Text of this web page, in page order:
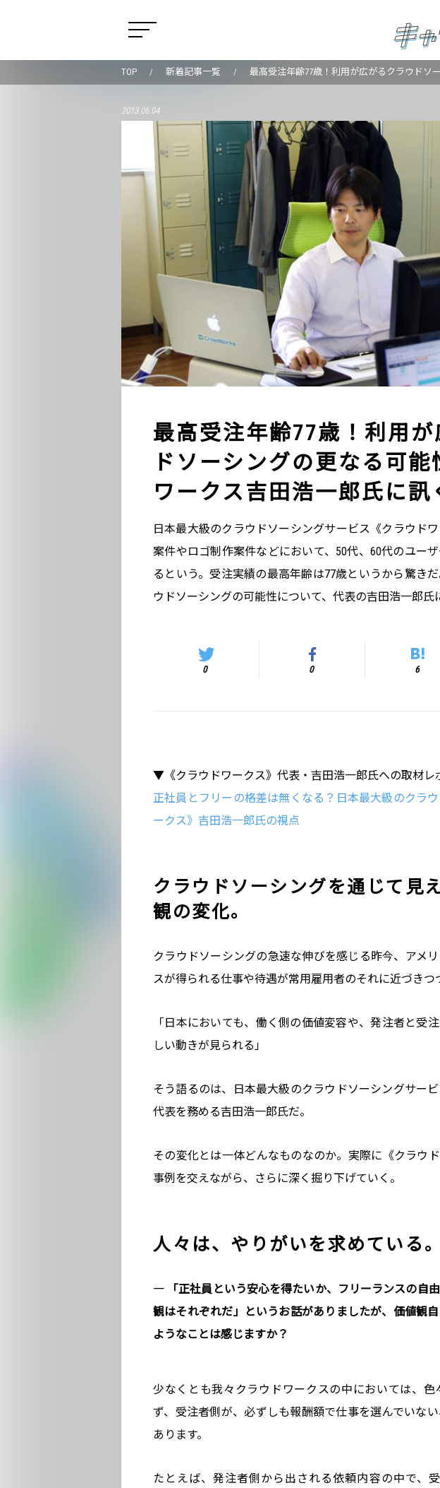
TOP 新着記事一覧 最高受注年齢77歳！利用が広がるクラウドソ
2013.06.04
最高受注年齢77歳！利用
ドソーシングの更なる可
ワークス吉田浩一郎氏に訊
日本最大級のクラウドソーシングサービス《クラウド
案件やロゴ制作案件などにおいて、50代、60代のユー
るという。受注実績の最高年齢は77歳というから驚き
ウドソーシングの可能性について、代表の吉田浩一郎氏
0 0 6
▼《クラウドワークス》代表・吉田浩一郎氏への取材レ
正社員とフリーの格差は無くなる？日本最大級のクラ
ークス》吉田浩一郎氏の視点
クラウドソーシングを通じて見
観の変化。
クラウドソーシングの急速な伸びを感じる昨今、アメ
スが得られる仕事や待遇が常用雇用者のそれに近づきつ
「日本においても、働く側の価値変容や、発注者と受
しい動きが見られる」
そう語るのは、日本最大級のクラウドソーシングサー
代表を務める吉田浩一郎氏だ。
その変化とは一体どんなものなのか。実際に《クラウ
事例を交えながら、さらに深く掘り下げていく。
人々は、やりがいを求めている。
― 「正社員という安心を得たいか、フリーランスの自
観はそれぞれだ」というお話がありましたが、価値観
ようなことは感じますか？
少なくとも我々クラウドワークスの中においては、色
ず、受注者側が、必ずしも報酬額で仕事を選んでいな
あります。
たとえば、発注者側から出される依頼内容の中で、